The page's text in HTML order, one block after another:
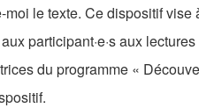
le texte. Ce dispositif
participant·e·s aux
du programme «